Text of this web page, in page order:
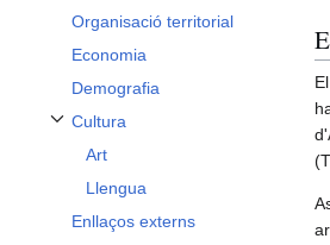
Organisació territorial
Economia
Demografia
Cultura
Alternar subsecció Cultura
Art
Llengua
Enllaços externs